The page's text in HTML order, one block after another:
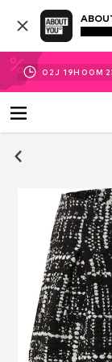
02J 19H 00M